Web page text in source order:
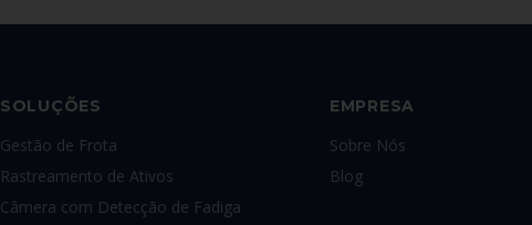
SOLUÇÕES
Gestão de Frota
Rastreamento de Ativos
Câmera com Detecção de Fadiga
EMPRESA
Sobre Nós
Blog